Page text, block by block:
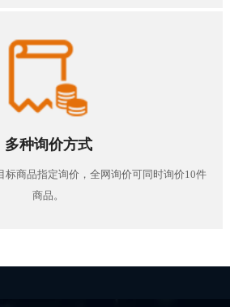
多种询价方式
标商品指定询价，全网询价可同时询价10件
商品。